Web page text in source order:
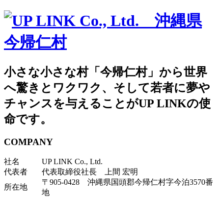
小さな小さな村「今帰仁村」から世界
へ驚きとワクワク、そして若者に夢や
チャンスを与えることがUP LINKの使
命です。
COMPANY
社名
UP LINK Co., Ltd.
代表者
代表取締役社長 上間 宏明
所在地
〒905-0428 沖縄県国頭郡今帰仁村字今泊3570番
地